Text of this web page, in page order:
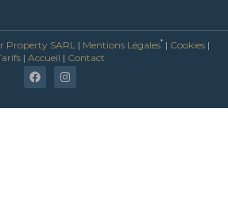
Property SARL | Mentions Légales* | Cookies |
| Accueil | Contact